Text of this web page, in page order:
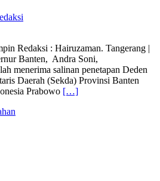
Redaksi : Hairuzaman. Tangerang |
Banten, Andra Soni,
menerima salinan penetapan Deden
Daerah (Sekda) Provinsi Banten
Prabowo […]